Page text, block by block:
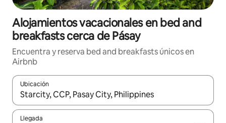
Alojamientos vacacionales en bed and
breakfasts cerca de Pásay
Encuentra y reserva bed and breakfasts únicos en
Airbnb
Ubicación
Cuando los resultados estén disponibles, podrás navegar
Llegada